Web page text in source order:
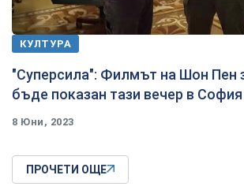
КУЛТУРА
"Суперсила": Филмът на Шон Пен
бъде показан тази вечер в София
8 Юни, 2023
ПРОЧЕТИ ОЩЕ